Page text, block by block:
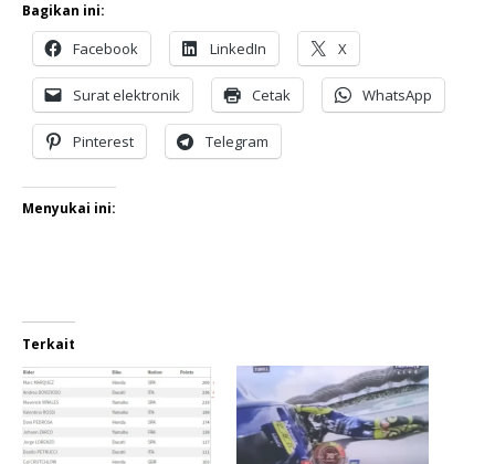
Bagikan ini:
Facebook LinkedIn X
Surat elektronik Cetak WhatsApp
Pinterest Telegram
Menyukai ini:
Terkait